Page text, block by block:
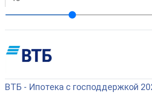
ВТБ - Ипотека с господдержкой